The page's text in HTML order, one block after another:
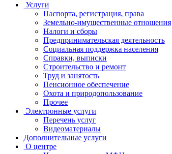
Услуги
Паспорта, регистрация, права
Земельно-имущественные отношения
Налоги и сборы
Предпринимательская деятельность
Социальная поддержка населения
Справки, выписки
Строительство и ремонт
Труд и занятость
Пенсионное обеспечение
Охота и природопользование
Прочее
Электронные услуги
Перечень услуг
Видеоматериалы
Дополнительные услуги
О центре